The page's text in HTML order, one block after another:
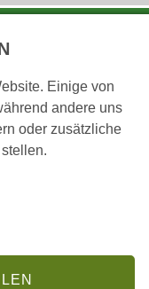
Einige von
andere uns
oder zusätzliche